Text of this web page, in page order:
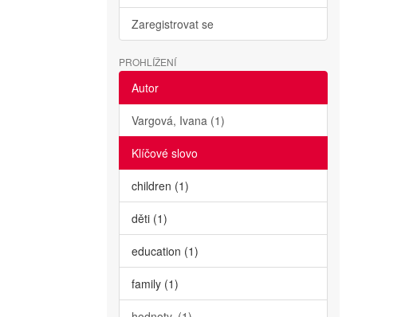
Zaregistrovat se
PROHLÍŽENÍ
Autor
Vargová, Ivana (1)
Klíčové slovo
children (1)
děti (1)
education (1)
family (1)